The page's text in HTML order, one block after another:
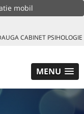
mobil
CABINET PSIHOLOGIE
MENU